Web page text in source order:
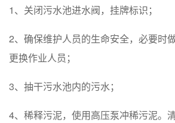
1、关闭污水池进水阀，挂牌标识；
2、确保维护人员的生命安全，必要时
更换作业人员；
3、抽干污水池内的污水；
4、稀释污泥，使用高压泵冲稀污泥。